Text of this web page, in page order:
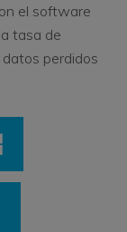
el software
tasa de
perdidos